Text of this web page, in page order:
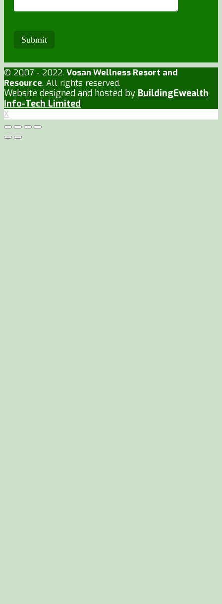
© 2007 - 2022. Vosan Wellness Resort and
Resource. All rights reserved.
Website designed and hosted by BuildingEwealth
Info-Tech Limited
X